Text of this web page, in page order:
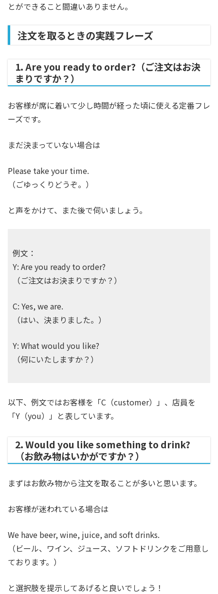
とができること間違いありません。
注文を取るときの実践フレーズ
1. Are you ready to order?（ご注文はお決
まりですか？）
お客様が席に着いて少し時間が経った頃に使える定番フレ
ーズです。
まだ決まっていない場合は
Please take your time.
（ごゆっくりどうぞ。）
と声をかけて、また後で伺いましょう。
例文：
Y: Are you ready to order?
（ご注文はお決まりですか？）
C: Yes, we are.
（はい、決まりました。）
Y: What would you like?
（何にいたしますか？）
以下、例文ではお客様を「C（customer）」、店員を
「Y（you）」と表しています。
2. Would you like something to drink?
（お飲み物はいかがですか？）
まずはお飲み物から注文を取ることが多いと思います。
お客様が迷われている場合は
We have beer, wine, juice, and soft drinks.
（ビール、ワイン、ジュース、ソフトドリンクをご用意し
ております。）
と選択肢を提示してあげると良いでしょう！